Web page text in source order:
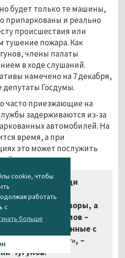
cookie, чтобы
работать
с
больше
будет только те машины,
припаркованы и реально
происшествия или
пожара. Как
члены палаты
в ходе слушаний.
намечено на 7 декабря,
депутаты Госдумы.
часто приезжающие на
задерживаются из-за
автомобилей. На
время, а при
это может послужить
и скорой помощи
проезжать во дворы, а
из-за автохамов –
припаркованные с
проезду», –
Чугунов.